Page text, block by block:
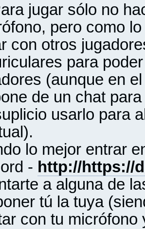
jugar sólo no
pero como
con otros
para
(aunque en
de un chat
usarlo para
lo mejor entrar
- http://https://
a alguna de
tú la tuya
con tu micrófono